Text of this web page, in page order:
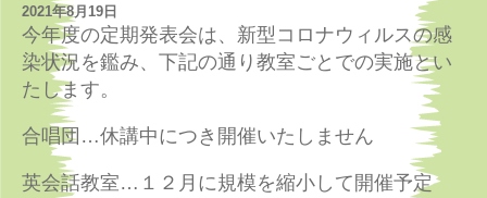
2021年8月19日
今年度の定期発表会は、新型コロナウィルスの感
染状況を鑑み、下記の通り教室ごとでの実施とい
たします。
合唱団…休講中につき開催いたしません
英会話教室…１２月に規模を縮小して開催予定